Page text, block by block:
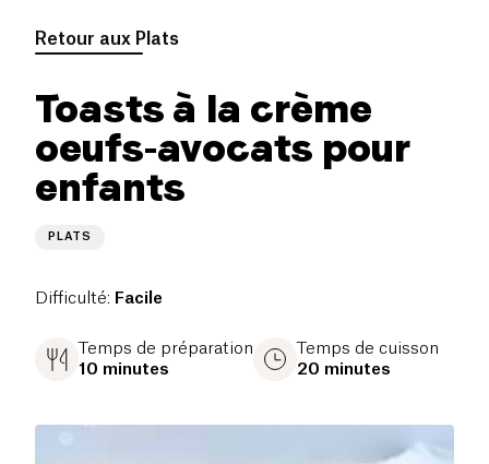
Retour aux Plats
Toasts à la crème
oeufs-avocats pour
enfants
PLATS
Difficulté: Facile
Temps de préparation
10 minutes
Temps de cuisson
20 minutes